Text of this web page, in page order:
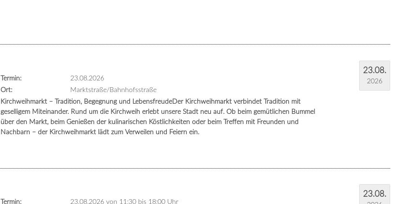
23.08.
2026
Termin:
23.08.2026
Ort:
Marktstraße/Bahnhofsstraße
Kirchweihmarkt – Tradition, Begegnung und LebensfreudeDer Kirchweihmarkt verbindet Tradition mit
geselligem Miteinander. Rund um die Kirchweih erlebt unsere Stadt neu auf. Ob beim gemütlichen Bummel
über den Markt, beim Genießen der kulinarischen Köstlichkeiten oder beim Treffen mit Freunden und
Nachbarn – der Kirchweihmarkt lädt zum Verweilen und Feiern ein.
23.08.
Termin: 23.08.2026 von 11:30bis 18:00 Uhr